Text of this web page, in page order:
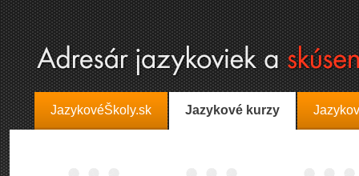
JazykovéŠkoly.sk Jazykové kurzy